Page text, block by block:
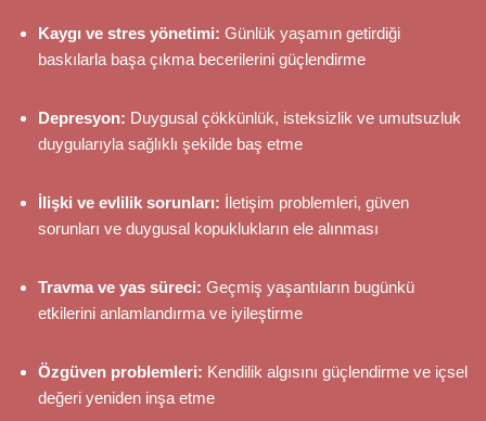
Kaygı ve stres yönetimi: Günlük yaşamın getirdiği
baskılarla başa çıkma becerilerini güçlendirme
Depresyon: Duygusal çökkünlük, isteksizlik ve umutsuzluk
duygularıyla sağlıklı şekilde baş etme
İlişki ve evlilik sorunları: İletişim problemleri, güven
sorunları ve duygusal kopuklukların ele alınması
Travma ve yas süreci: Geçmiş yaşantıların bugünkü
etkilerini anlamlandırma ve iyileştirme
Özgüven problemleri: Kendilik algısını güçlendirme ve içsel
değeri yeniden inşa etme